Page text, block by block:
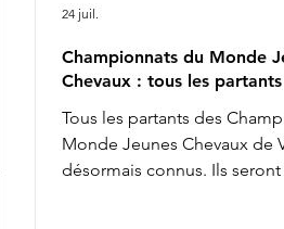
Championnats du Monde
Chevaux : tous les partants
Tous les partants des
Monde Jeunes Chevaux de
désormais connus. Ils seront
24 juil.